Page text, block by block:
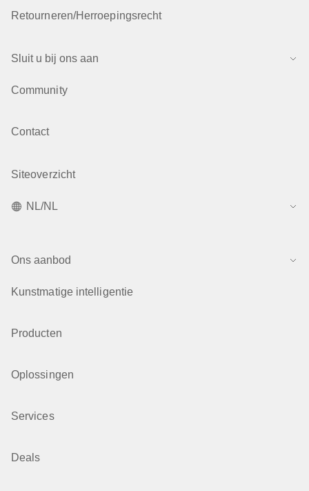
Retourneren/Herroepingsrecht
Sluit u bij ons aan
Community
Contact
Siteoverzicht
NL/NL
Ons aanbod
Kunstmatige intelligentie
Producten
Oplossingen
Services
Deals